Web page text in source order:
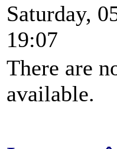
Saturday,
19:07
There are
available.